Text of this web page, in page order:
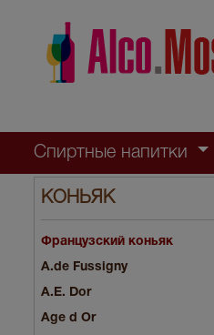
Спиртные напитки
КОНЬЯК
Французский коньяк
A.de Fussigny
A.E. Dor
Age d Or